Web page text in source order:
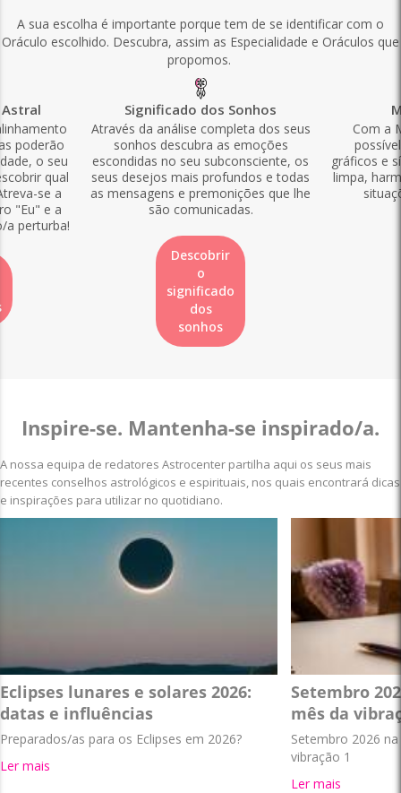
A sua escolha é importante porque tem de se identificar com o
Oráculo escolhido. Descubra, assim as Especialidade e Oráculos que
propomos.
poderão
o seu
qual
se a
"Eu" e a
a perturba!
Significado dos Sonhos
Através da análise completa dos seus
sonhos descubra as emoções
escondidas no seu subconsciente, os
seus desejos mais profundos e todas
as mensagens e premonições que lhe
são comunicadas.
Descobrir
o
significado
dos
sonhos
Com a
gráficos e
limpa,
Inspire-se. Mantenha-se inspirado/a.
A nossa equipa de redatores Astrocenter partilha aqui os seus mais
recentes conselhos astrológicos e espirituais, nos quais encontrará dicas
e inspirações para utilizar no quotidiano.
Eclipses lunares e solares 2026:
datas e influências
Preparados/as para os Eclipses em 2026?
Ler mais
Setembro
mês da
Setembro 2026
vibração 1
Ler mais